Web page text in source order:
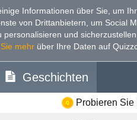
Informationen über Sie, um
von Drittanbietern, um Social
und
mehr über Ihre Daten auf
Geschichten
Probieren Sie